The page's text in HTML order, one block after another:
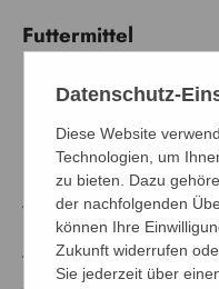
Futtermittel
Rückblick Mai:
Der
überwiegend stabil,
Futtergetreidemarkt
Anstiegen
Rapsschrot zuletzt
wurde, tendierte
Datenschutz-
Diese Website
Technologien, um
zu bieten. Dazu
der nachfolgenden
können Ihre
Zukunft widerrufen
Sie jederzeit über